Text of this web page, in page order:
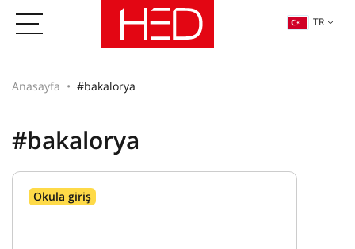
TR
Anasayfa #bakalorya
#bakalorya
Okula giriş